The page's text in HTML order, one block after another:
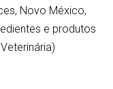
Novo México,
e produtos